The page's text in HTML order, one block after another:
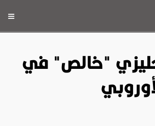
"خالص" في